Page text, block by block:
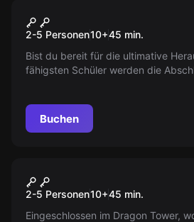
Wizard Academy
2-5 Personen10+45 min.
Bist du bereit für die ultimative
fähigsten Schüler werden die
Beherrschung des Zauberstabs. Der
gekommen!
Buchen
Dragon Tower
2-5 Personen10+45 min.
Eingeschlossen im Dragon Tower,